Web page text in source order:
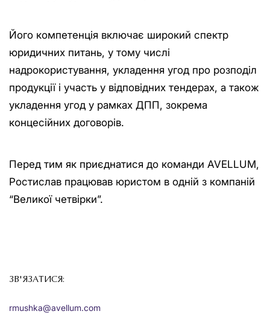
Його компетенція включає широкий спектр
юридичних питань, у тому числі
надрокористування, укладення угод про розподіл
продукції і участь у відповідних тендерах, а також
укладення угод у рамках ДПП, зокрема
концесійних договорів.
Перед тим як приєднатися до команди AVELLUM,
Ростислав працював юристом в одній з компаній
“Великої четвірки”.
ЗВ'ЯЗАТИСЯ:
rmushka@avellum.com